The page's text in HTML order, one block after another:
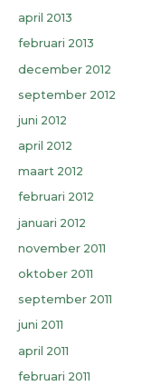
april 2013
februari 2013
december 2012
september 2012
juni 2012
april 2012
maart 2012
februari 2012
januari 2012
november 2011
oktober 2011
september 2011
juni 2011
april 2011
februari 2011